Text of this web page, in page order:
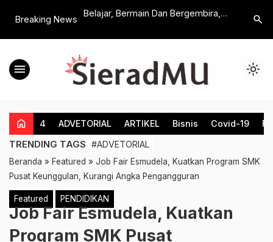
Breaking News
Bich Tuyen
Belajar, Bermain Dan Bergembira,
Fest” KB TK Permata Hati Kids
School Delanggu
Final
Bersama
search
menu light_mode
home 4 ADVETORIAL ARTIKEL Bisnis Covid-19
TRENDING TAGS #ADVETORIAL
Beranda » Featured » Job Fair Esmudela, Kuatkan Program SMK
Pusat Keunggulan, Kurangi Angka Pengangguran
Featured PENDIDIKAN
Job Fair Esmudela, Kuatkan
Program SMK Pusat